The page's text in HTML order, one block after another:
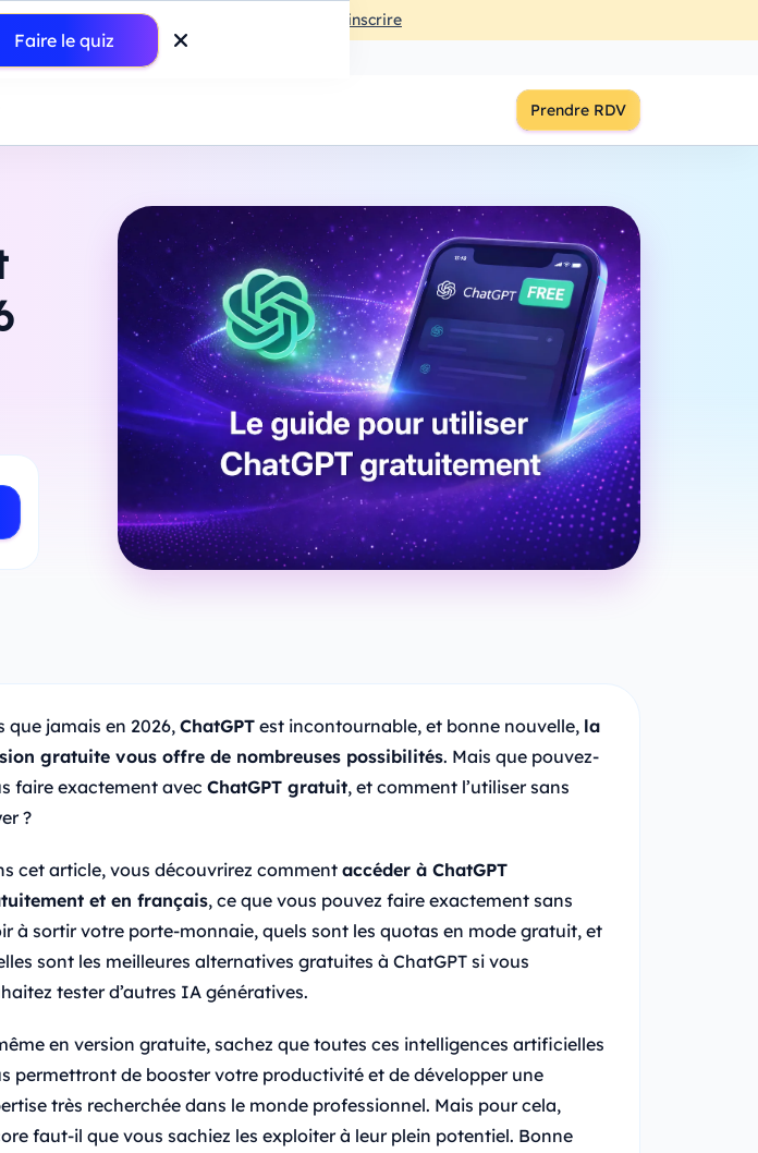
Faire le quiz
dashboard de A à Z
S'inscrire
Prendre RDV
que jamais en 2026, ChatGPTest incontournable, et bonne nouvelle, la
gratuite vous offre de nombreuses possibilités. Mais que pouvez-
faire exactement avec ChatGPT gratuit, et comment l’utiliser sans
?
cet article, vous découvrirez comment accéder à ChatGPT
et en français, ce que vous pouvez faire exactement sans
à sortir votre porte-monnaie, quels sont les quotas en mode gratuit, et
sont les meilleures alternatives gratuites à ChatGPT si vous
tester d’autres IA génératives.
en version gratuite, sachez que toutes ces intelligences artificielles
permettront de booster votre productivité et de développer une
très recherchée dans le monde professionnel. Mais pour cela,
faut-il que vous sachiez les exploiter à leur plein potentiel. Bonne